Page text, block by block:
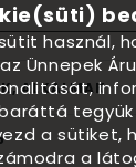
ALKALMAK
használ,
Ünnepek
tegyük
a sütiket,
a